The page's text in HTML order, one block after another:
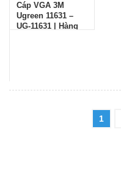
Cáp VGA 3M
Ugreen 11631 –
UG-11631 | Hàng
1